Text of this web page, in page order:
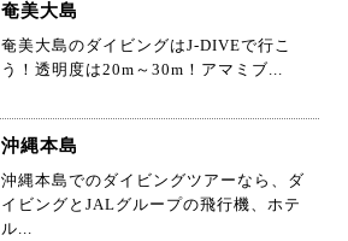
奄美大島
奄美大島のダイビングはJ-DIVEで行こ
う！透明度は20m～30m！アマミブ...
沖縄本島
沖縄本島でのダイビングツアーなら、ダ
イビングとJALグループの飛行機、ホテ
ル...